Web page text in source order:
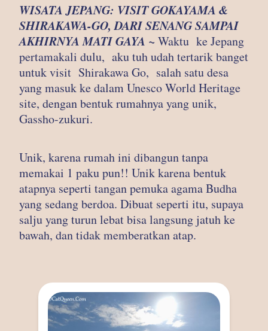
WISATA JEPANG: VISIT GOKAYAMA &
SHIRAKAWA-GO, DARI SENANG SAMPAI
AKHIRNYA MATI GAYA ~ Waktu ke Jepang
pertamakali dulu, aku tuh udah tertarik banget
untuk visit Shirakawa Go, salah satu desa
yang masuk ke dalam Unesco World Heritage
site, dengan bentuk rumahnya yang unik,
Gassho-zukuri.
Unik, karena rumah ini dibangun tanpa
memakai 1 paku pun!! Unik karena bentuk
atapnya seperti tangan pemuka agama Budha
yang sedang berdoa. Dibuat seperti itu, supaya
salju yang turun lebat bisa langsung jatuh ke
bawah, dan tidak memberatkan atap.